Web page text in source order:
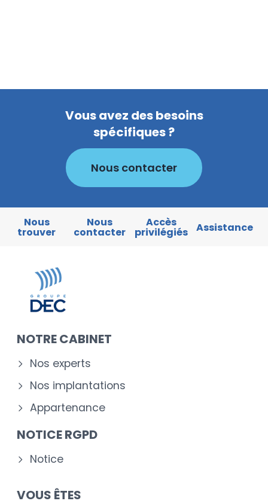
Vous avez des besoins
spécifiques ?
Nous contacter
Nous
trouver
Nous
contacter
Accès
privilégiés Assistance
NOTRE CABINET
Nos experts
Nos implantations
Appartenance
NOTICE RGPD
Notice
VOUS ÊTES